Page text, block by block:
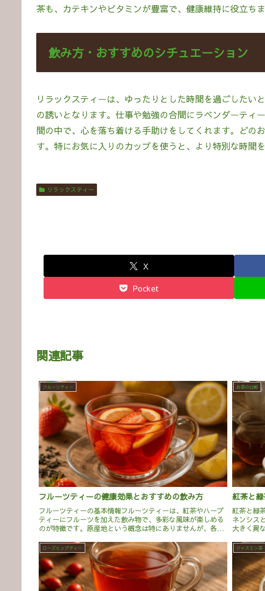
茶も、カテキンやビタミンが豊富で、健康維持に役立ちま
飲み方・おすすめのシチュエーション
リラックスティーは、ゆったりとした時間を過ごしたい
の誘いとなります。仕事や勉強の合間にラベンダーティ
間の中で、心を落ち着ける手助けをしてくれます。どの
す。特にお気に入りのカップを使うと、より特別な時間を
リラックスティー
X
Pocket
関連記事
フルーツティー
フルーツティーの健康効果とおすすめの飲み方
フルーツティーの基本情報フルーツティーは、紅茶やハーブ
ティーにフルーツを加えた飲み物で、多彩な風味が楽しめる
のが特徴です。原産地という概念は特にありませんが、各国
葉に乾燥フルーツや果汁を...
お茶の比較
紅茶と
紅茶と緑
ネンシス
大きく異
と深い味
ローズヒップティー ジャスミン茶